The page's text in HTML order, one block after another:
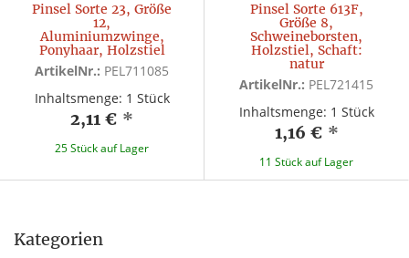
Pinsel Sorte 23, Größe
12,
Aluminiumzwinge,
Ponyhaar, Holzstiel
ArtikelNr.: PEL711085
Inhaltsmenge: 1 Stück
2,11 € *
25 Stück auf Lager
Pinsel Sorte 613F,
Größe 8,
Schweineborsten,
Holzstiel, Schaft:
natur
ArtikelNr.: PEL721415
Inhaltsmenge: 1 Stück
1,16 € *
11 Stück auf Lager
Kategorien